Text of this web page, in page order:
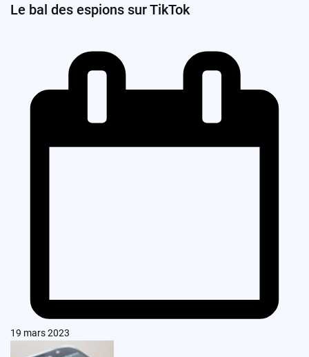
Le bal des espions sur TikTok
19 mars 2023